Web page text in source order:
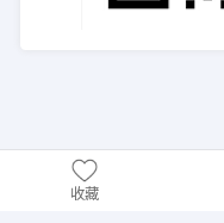
收藏